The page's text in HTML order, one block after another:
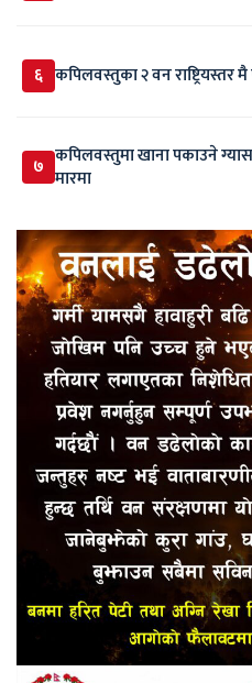
६ कपिलवस्तुका २ वन राष्ट्रियस्तर
७ कपिलवस्तुमा खाना पकाउने
मारमा